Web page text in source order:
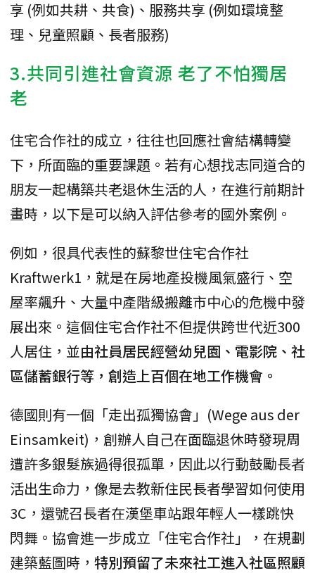
享 (例如共耕、共食)、服務共享 (例如環境整
理、兒童照顧、長者服務)
3.共同引進社會資源 老了不怕獨居
老
住宅合作社的成立，往往也回應社會結構轉變
下，所面臨的重要課題。若有心想找志同道合的
朋友一起構築共老退休生活的人，在進行前期計
畫時，以下是可以納入評估參考的國外案例。
例如，很具代表性的蘇黎世住宅合作社
Kraftwerk1，就是在房地產投機風氣盛行、空
屋率飆升、大量中產階級搬離市中心的危機中發
展出來。這個住宅合作社不但提供跨世代近300
人居住，並由社員居民經營幼兒園、電影院、社
區儲蓄銀行等，創造上百個在地工作機會。
德國則有一個「走出孤獨協會」(Wege aus der
Einsamkeit)，創辦人自己在面臨退休時發現周
遭許多銀髮族過得很孤單，因此以行動鼓勵長者
活出生命力，像是去教新住民長者學習如何使用
3C，還號召長者在漢堡車站跟年輕人一樣跳快
閃舞。協會進一步成立「住宅合作社」，在規劃
建築藍圖時， 特別預留了未來社工進入社區照顧